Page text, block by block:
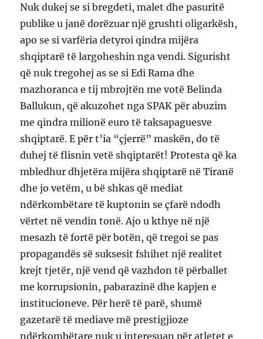
Nuk dukej se si bregdeti, malet dhe pasuritë
publike u janë dorëzuar një grushti oligarkësh,
apo se si varfëria detyroi qindra mijëra
shqiptarë të largoheshin nga vendi. Sigurisht
që nuk tregohej as se si Edi Rama dhe
mazhoranca e tij mbrojtën me votë Belinda
Ballukun, që akuzohet nga SPAK për abuzim
me qindra milionë euro të taksapaguesve
shqiptarë. E për t’ia “çjerrë” maskën, do të
duhej të flisnin vetë shqiptarët! Protesta që ka
mbledhur dhjetëra mijëra shqiptarë në Tiranë
dhe jo vetëm, u bë shkas që mediat
ndërkombëtare të kuptonin se çfarë ndodh
vërtet në vendin tonë. Ajo u kthye në një
mesazh të fortë për botën, që tregoi se pas
propagandës së suksesit fshihet një realitet
krejt tjetër, një vend që vazhdon të përballet
me korrupsionin, pabarazinë dhe kapjen e
institucioneve. Për herë të parë, shumë
gazetarë të mediave më prestigjioze
ndërkombëtare nuk u interesuan për atletet e